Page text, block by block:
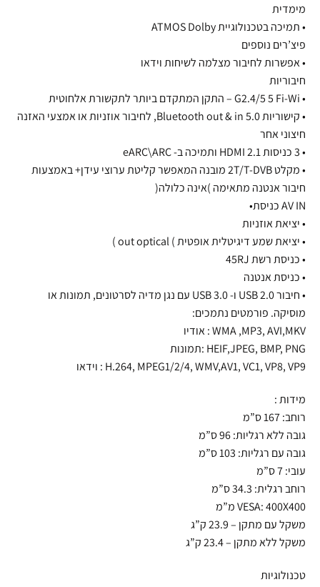
מימדית
• תמיכה בטכנולוגיית ATMOS Dolby
פיצ’רים נוספים
• אפשרות לחיבור מצלמה לשיחות וידאו
חיבוריות
• G2.4/5 5 Fi-Wi – התקן המתקדם ביותר לתקשורת אלחוטית
• קישוריות 5.0 Bluetooth out & in, לחיבור אוזניות או אמצעי האזנה
חיצוני אחר
• 3 כניסות 2.1 HDMI ותמיכה ב- eARC\ARC
• מקלט 2T/T-DVB מובנה המאפשר קליטת ערוצי עידן+ באמצעות
חיבור אנטנה מתאימה )אינה כלולה(
AV IN כניסת•
• יציאת אוזניות
• יציאת שמע דיגיטלית אופטית ) out optical )
• כניסת רשת 45RJ
• כניסת אנטנה
• חיבור 2.0 USB ו- 3.0 USB עם נגן מדיה לסרטונים, תמונות או
מוסיקה. פורמטים נתמכים:
WMA ,MP3, AVI,MKV : אודיו
HEIF,JPEG, BMP, PNG :תמונות
H.264, MPEG1/2/4, WMV,AV1, VC1, VP8, VP9 : וידאו
מידות :
רוחב: 167 ס”מ
גובה ללא רגליות: 96 ס”מ
גובה עם רגליות: 103 ס”מ
עובי: 7 ס”מ
רוחב רגלית: 34.3 ס”מ
VESA: 400X400 מ”מ
משקל עם מתקן – 23.9 ק”ג
משקל ללא מתקן – 23.4 ק”ג
טכנולוגיות